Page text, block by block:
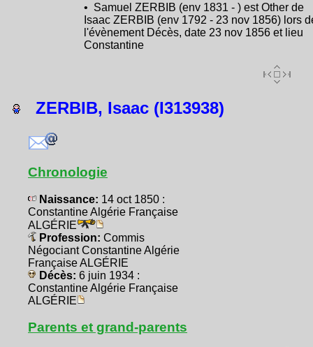
• Samuel ZERBIB (env 1831 - ) est Other de
Isaac ZERBIB (env 1792 - 23 nov 1856) lors
l'évènement Décès, date 23 nov 1856 et lieu
Constantine
ZERBIB, Isaac (I313938)
Chronologie
Naissance: 14 oct 1850 :
Constantine Algérie Française
ALGÉRIE
Profession: Commis
Négociant Constantine Algérie
Française ALGÉRIE
Décès: 6 juin 1934 :
Constantine Algérie Française
ALGÉRIE
Parents et grand-parents